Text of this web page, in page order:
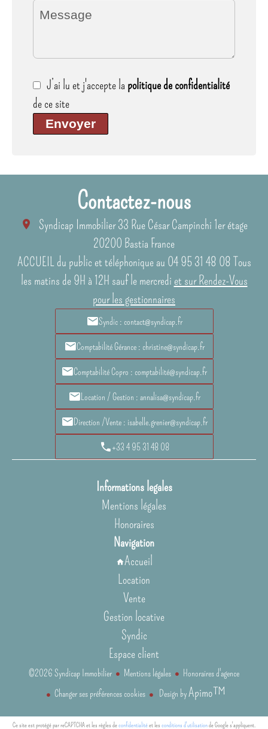
J’ai lu et j'accepte la politique de confidentialité
de ce site
Envoyer
Contactez-nous
Syndicap Immobilier33 Rue César Campinchi 1er étage
20200 Bastia France
ACCUEIL du public et téléphonique au 04 95 31 48 08 Tous
les matins de 9H à 12H sauf le mercredi et sur Rendez-Vous
pour les gestionnaires
Syndic : contact@syndicap.fr
Comptabilité Gérance : christine@syndicap.fr
Comptabilité Copro : comptabilité@syndicap.fr
Location / Gestion : annalisa@syndicap.fr
Direction /Vente : isabelle.grenier@syndicap.fr
+33 4 95 31 48 08
Informations legales
Mentions légales
Honoraires
Navigation
Accueil
Location
Vente
Gestion locative
Syndic
Espace client
©2026 Syndicap Immobilier Mentions légales
Honoraires d'agence
Changer ses préférences cookies
Design byApimo™
Ce site est protégé par reCAPTCHA et les règles deconfidentialitéet les conditions d'utilisationde Google s'appliquent.